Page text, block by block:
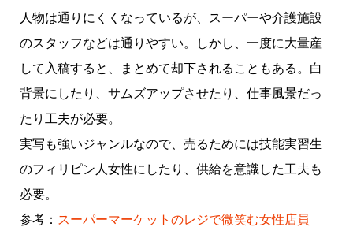
人物は通りにくくなっているが、スーパーや介護施設
のスタッフなどは通りやすい。しかし、一度に大量産
して入稿すると、まとめて却下されることもある。白
背景にしたり、サムズアップさせたり、仕事風景だっ
たり工夫が必要。
実写も強いジャンルなので、売るためには技能実習生
のフィリピン人女性にしたり、供給を意識した工夫も
必要。
参考： スーパーマーケットのレジで微笑む女性店員